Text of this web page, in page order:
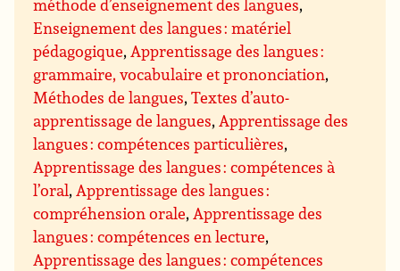
méthode d’enseignement des langues,
Enseignement des langues : matériel
pédagogique,Apprentissage des langues :
grammaire, vocabulaire et prononciation,
Méthodes de langues,Textes d’auto-
apprentissage de langues,Apprentissage des
langues : compétences particulières,
Apprentissage des langues : compétences à
l’oral,Apprentissage des langues :
compréhension orale,Apprentissage des
langues : compétences en lecture,
Apprentissage des langues : compétences